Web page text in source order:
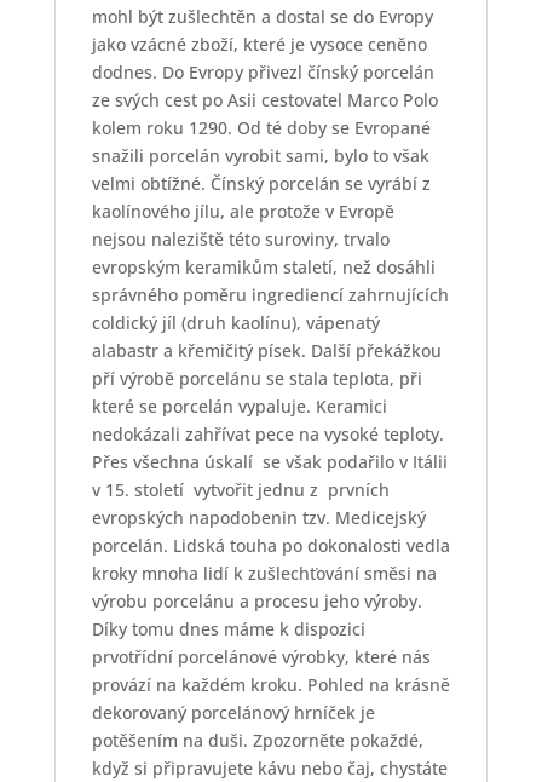
mohl být zušlechtěn a dostal se do Evropy
jako vzácné zboží, které je vysoce ceněno
dodnes. Do Evropy přivezl čínský porcelán
ze svých cest po Asii cestovatel Marco Polo
kolem roku 1290. Od té doby se Evropané
snažili porcelán vyrobit sami, bylo to však
velmi obtížné. Čínský porcelán se vyrábí z
kaolínového jílu, ale protože v Evropě
nejsou naleziště této suroviny, trvalo
evropským keramikům staletí, než dosáhli
správného poměru ingrediencí zahrnujících
coldický jíl (druh kaolínu), vápenatý
alabastr a křemičitý písek. Další překážkou
pří výrobě porcelánu se stala teplota, při
které se porcelán vypaluje. Keramici
nedokázali zahřívat pece na vysoké teploty.
Přes všechna úskalí se však podařilo v Itálii
v 15. století vytvořit jednu z prvních
evropských napodobenin tzv. Medicejský
porcelán. Lidská touha po dokonalosti vedla
kroky mnoha lidí k zušlechťování směsi na
výrobu porcelánu a procesu jeho výroby.
Díky tomu dnes máme k dispozici
prvotřídní porcelánové výrobky, které nás
provází na každém kroku. Pohled na krásně
dekorovaný porcelánový hrníček je
potěšením na duši. Zpozorněte pokaždé,
když si připravujete kávu nebo čaj, chystáte